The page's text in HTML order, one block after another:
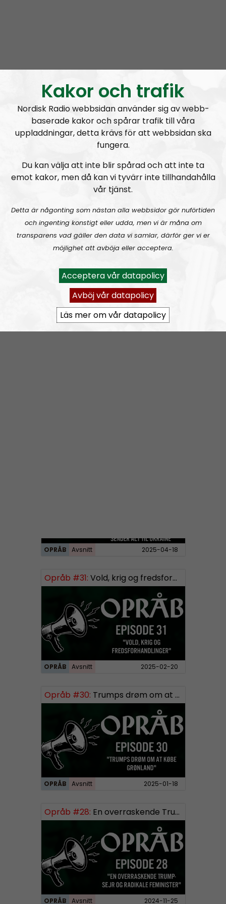
udlandet.
Vi snakker om Modstandsbevægelsen generelt,
vores aktivisme, nationalsocialistisk ideologi og laver
sjov med den absurde klovneverden, som vi imod
vores vilje befinder os i.
Prenumerera på OPRÅB med
RSS
RSS:https://nordiskradio.se/?format=mp3-
Opråb #34:Fra Mellemøsten til Christiansborg
OPRÅB Avsnitt 2025-08-13
OPRÅB Avsnitt 2025-04-18
Opråb #31: Vold, krig og fredsforhandlinger
OPRÅB Avsnitt 2025-02-20
Opråb #30: Trumps drøm om at købe Grønland
OPRÅB Avsnitt 2025-01-18
Opråb #28: En overraskende Trump-sejr og radikale feminister
OPRÅB Avsnitt 2024-11-25
Kakor och trafik
Nordisk Radio webbsidan använder sig av webb-
baserade kakor och spårar trafik till våra
uppladdningar, detta krävs för att webbsidan ska
fungera.
Du kan välja att inte blir spårad och att inte ta
emot kakor, men då kan vi tyvärr inte tillhandahålla
vår tjänst.
Detta är någonting som nästan alla webbsidor gör nuförtiden
och ingenting konstigt eller udda, men vi är måna om
transparens vad gäller den data vi samlar, därför ger vi er
möjlighet att avböja eller acceptera.
Acceptera vår datapolicy
Avböj vår datapolicy
Läs mer om vår datapolicy